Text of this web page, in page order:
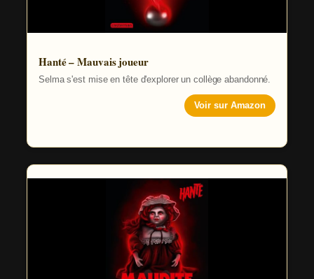
Hanté – Mauvais joueur
Selma s'est mise en tête d'explorer un collège abandonné.
Voir sur Amazon